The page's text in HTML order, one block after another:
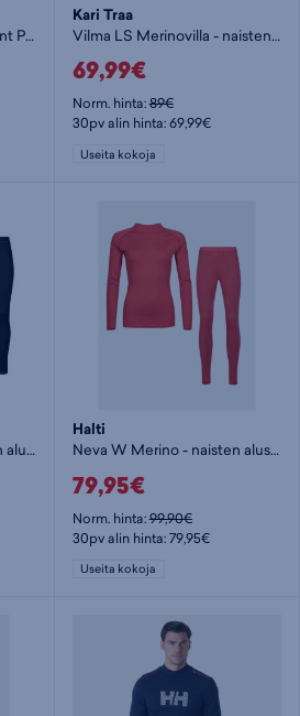
Lifa Merino Midweight Pant Plus - naisten alushousut
Kari Traa
Vilma LS Merinovilla - naisten aluspaita
69,99€
Norm. hinta:89€
30pv alin hinta: 69,99€
Useita kokoja
Neva merino set - miesten aluskerrasto
Halti
Neva W Merino - naisten aluskerrasto
79,95€
Norm. hinta:99,90€
30pv alin hinta: 79,95€
Useita kokoja